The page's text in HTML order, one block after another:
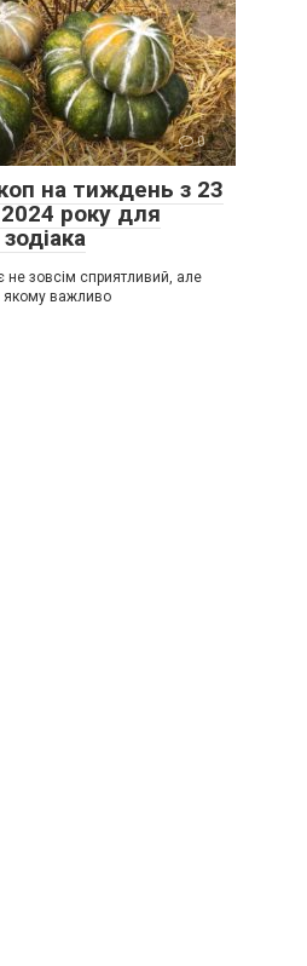
0
на тиждень з 23
року для
не зовсім сприятливий, але
якому важливо